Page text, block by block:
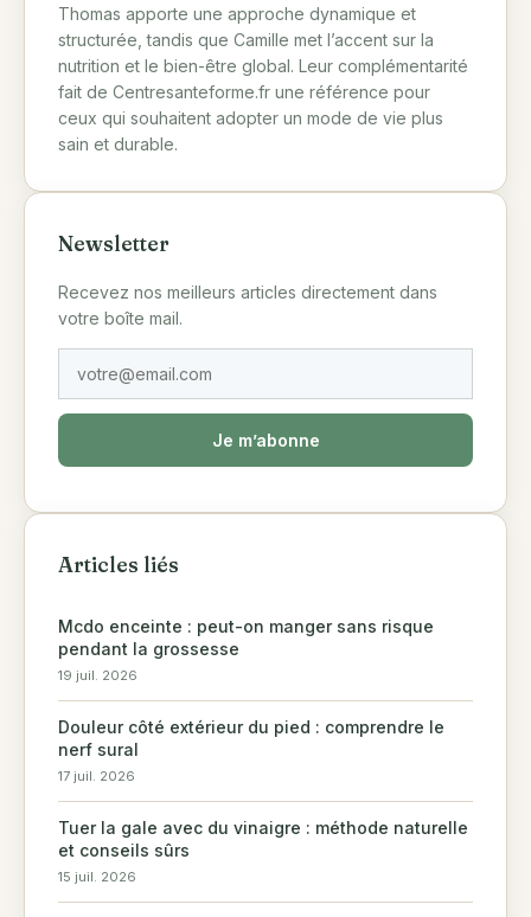
Thomas apporte une approche dynamique et
structurée, tandis que Camille met l’accent sur la
nutrition et le bien-être global. Leur complémentarité
fait de Centresanteforme.fr une référence pour
ceux qui souhaitent adopter un mode de vie plus
sain et durable.
Newsletter
Recevez nos meilleurs articles directement dans
votre boîte mail.
Je m’abonne
Articles liés
Mcdo enceinte : peut-on manger sans risque
pendant la grossesse
19 juil. 2026
Douleur côté extérieur du pied : comprendre le
nerf sural
17 juil. 2026
Tuer la gale avec du vinaigre : méthode naturelle
et conseils sûrs
15 juil. 2026